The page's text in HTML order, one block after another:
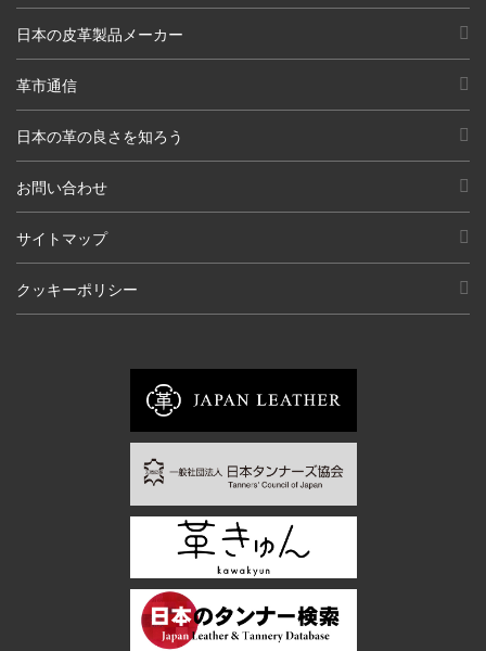
日本の皮革製品メーカー
革市通信
日本の革の良さを知ろう
お問い合わせ
サイトマップ
クッキーポリシー